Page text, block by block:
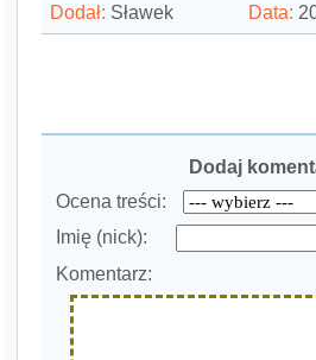
Dodał: Sławek Data:
Dodaj
Ocena treści:
Imię (nick):
Komentarz: